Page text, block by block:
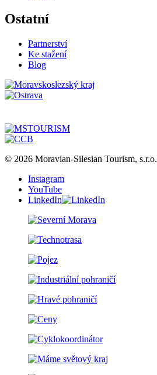
Ostatní
Partnerství
Ke stažení
Blog
© 2026 Moravian-Silesian Tourism, s.r.o.
Instagram
YouTube
LinkedIn